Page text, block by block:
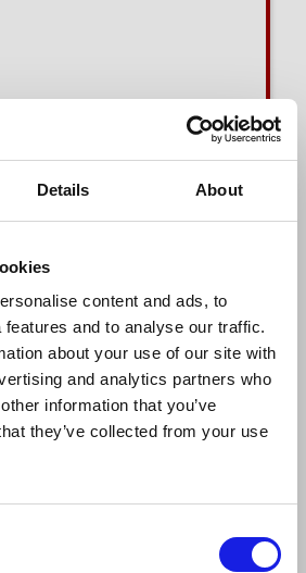
Details About
content and ads, to
and to analyse our traffic.
about your use of our site with
and analytics partners who
information that you’ve
they’ve collected from your use
e dello sviluppo di